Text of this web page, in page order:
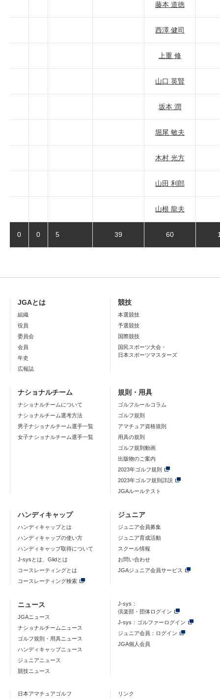
藤本 道徳
西澤 健司
上重 修
山口 英賢
坂本 潤
堀尾 敏夫
木村 光方
山田 利郎
山根 龍夫
0 0 5 39 60
JGAとは
組織
役員
委員会
会員
年史
広報誌
競技
本選競技
予選競技
国際競技
国民スポーツ大会・
日本スポーツマスターズ
ナショナルチーム
ナショナルチームについて
ナショナルチーム選考方法
男子ナショナルチーム選手一覧
女子ナショナルチーム選手一覧
規則・用具
ゴルフルールコラム
ゴルフ規則
アマチュア資格規則
用具の規則
ゴルフ規則動画
出版物のご案内
2023年ゴルフ規則
2023年ゴルフ規則詳説
JGAルールテスト
ハンディキャップ
ハンディキャップとは
ハンディキャップの使い方
ハンディキャップ取得について
J-sysとは、Glidとは
コースレーティングとは
コースレーティング検索
ジュニア
ジュニア会員募集
ジュニア育成活動
スクール情報
お問い合わせ
JGAジュニア会員サービス
ニュース
JGAニュース
ナショナルチームニュース
ゴルフ規則・用具ニュース
ハンディキャップニュース
ジュニアニュース
競技ニュース
J-sys：
倶楽部・団体ログイン
J-sys：ゴルファーログイン
ジュニア会員：ログイン
JGA個人会員
日本アマチュアゴルフ
リンク